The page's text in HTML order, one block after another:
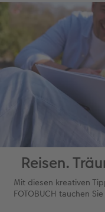
Reisen.
Mit diesen kreativen
FOTOBUCH tauchen